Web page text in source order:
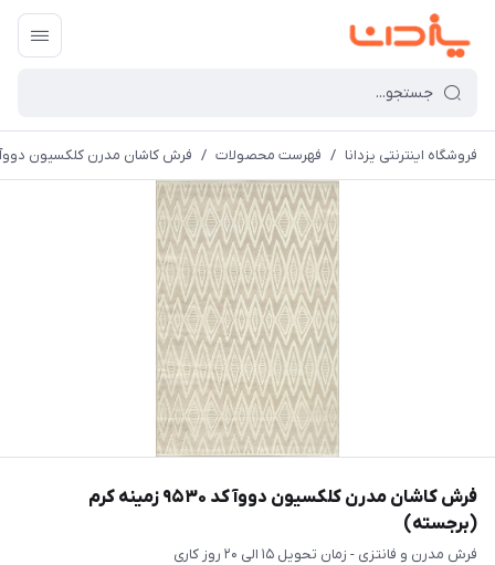
فروشگاه اینترنتی یزدانا / فهرست محصولات / فرش کاشان مدرن کلکسیون دووآ کد 9530 زمینه کرم
فرش کاشان مدرن کلکسیون دووآ کد 9530 زمینه کرم
(برجسته)
فرش مدرن و فانتزی - زمان تحویل 15 الی 20 روز کاری